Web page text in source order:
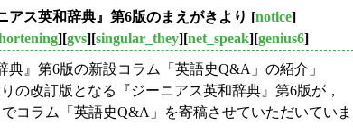
アス英和辞典』第6版のまえがきより [notice]
][gvs][singular_they][net_speak][genius6]
』第6版の新設コラム「英語史Q&A」の紹介」
の改訂版となる『ジーニアス英和辞典』第6版が，
コラム「英語史Q&A」を寄稿させていただいていま